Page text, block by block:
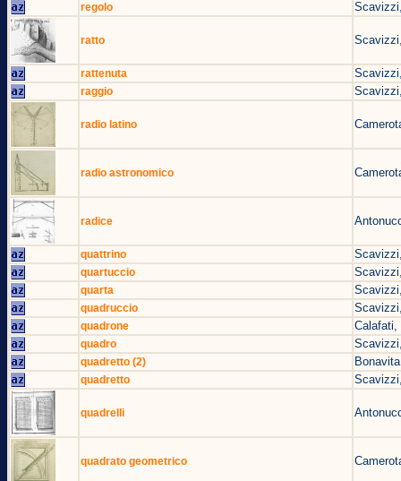
regolo
ratto
rattenuta
raggio
radio latino
radio astronomico
radice
quattrino
quartuccio
quarta
quadruccio
quadrone Calafati,
quadro
quadretto (2)
quadretto
quadrelli
quadrato geometrico